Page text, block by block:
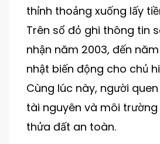
thỉnh thoảng xuống lấy
Trên sổ đỏ ghi thông tin
nhận năm 2003, đến
nhật biến động cho chủ
Cùng lúc này, người
tài nguyên và môi
thửa đất an toàn.